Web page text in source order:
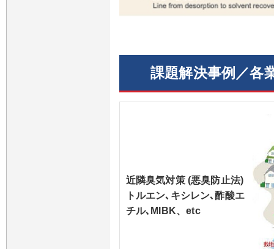
課題解決事例／各
近隣臭気対策 (悪臭防止法)
トルエン､キシレン､酢酸エ
チル､MIBK、etc